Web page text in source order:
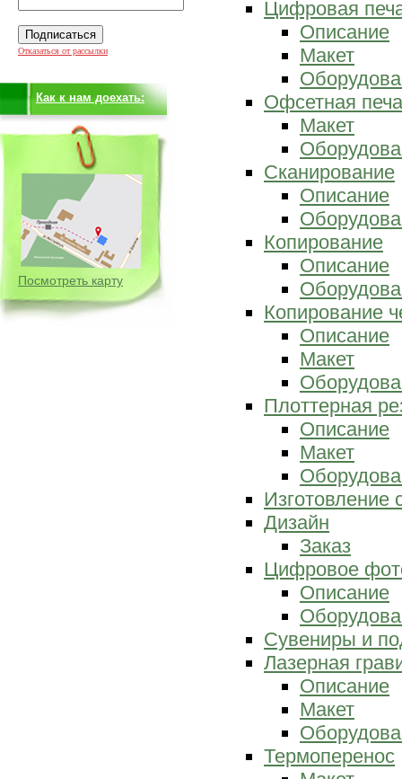
Отказаться от рассылки
Как к нам доехать:
Посмотреть карту
Цифровая
Описание
Макет
Офсетная
Макет
Сканирование
Описание
Копирование
Описание
Копирование
Описание
Макет
Плоттерная
Описание
Макет
Изготовление
Дизайн
Заказ
Цифровое
Описание
Сувениры и
Лазерная
Описание
Макет
Термоперенос